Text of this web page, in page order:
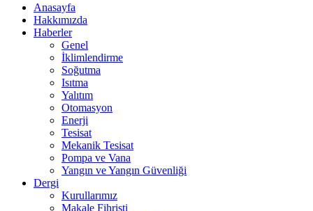
Anasayfa
Hakkımızda
Haberler
Genel
İklimlendirme
Soğutma
Isıtma
Yalıtım
Otomasyon
Enerji
Tesisat
Mekanik Tesisat
Pompa ve Vana
Yangın ve Yangın Güvenliği
Dergi
Kurullarımız
Makale Fihristi